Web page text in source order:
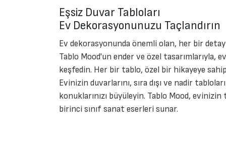
Eşsiz Duvar Tabloları
Ev Dekorasyonunuzu Taçlandırın
Ev dekorasyonunda önemli olan, her bir
Tablo Mood'un ender ve özel tasarımlarıyla,
keşfedin. Her bir tablo, özel bir hikayeye
Evinizin duvarlarını, sıra dışı ve nadir
konuklarınızı büyüleyin. Tablo Mood, evinizin
birinci sınıf sanat eserleri sunar.